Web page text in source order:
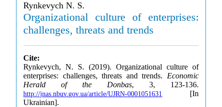
Rynkevych N. S.
Organizational culture of enterprises:
challenges, threats and trends
Cite:
Rynkevych, N. S. (2019). Organizational culture of
enterprises: challenges, threats and trends. Economic
Herald of the Donbas, 3, 123-136.
http://jnas.nbuv.gov.ua/article/UJRN-0001051631
[In
Ukrainian].